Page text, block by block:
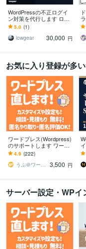
WordPressの不正ログイ
ン対策を代行します ログ
イン試行の制限と、admin
管理者名の廃止まで
5.0 (1)
lowgear
30,000 円
お気に入り登録が多
ワードプレス(Wordpress)
のサポートします ワード
プレス(Wordpress)、トラ
ブル、カスタマイズ
4.9 (222)
うぷ＠ワードプレス・WEB活用相談
3,500 円
サーバー設定・WPイ